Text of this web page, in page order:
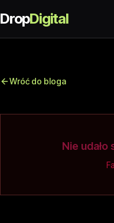
DropDigital
Wróć do bloga
Nie